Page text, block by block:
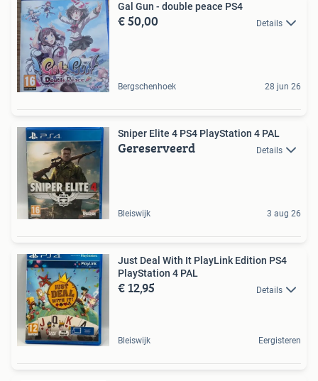
Gal Gun - double peace PS4
€ 50,00 Details
Bergschenhoek 28 jun 26
Sniper Elite 4 PS4 PlayStation 4 PAL
Gereserveerd Details
Bleiswijk 3 aug 26
Just Deal With It PlayLink Edition PS4
PlayStation 4 PAL
€ 12,95 Details
Bleiswijk Eergisteren